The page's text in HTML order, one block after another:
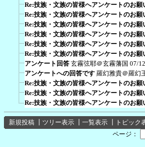
Re:技族・文族の皆様へアンケートのお願
Re:技族・文族の皆様へアンケートのお願
Re:技族・文族の皆様へアンケートのお願
Re:技族・文族の皆様へアンケートのお願
Re:技族・文族の皆様へアンケートのお願
Re:技族・文族の皆様へアンケートのお願
アンケート回答 玄霧弦耶＠玄霧藩国 07/
アンケートへの回答です 羅幻雅貴＠羅幻
Re:技族・文族の皆様へアンケートのお願
Re:技族・文族の皆様へアンケートのお願
Re:技族・文族の皆様へアンケートのお願
新規投稿 ツリー表示 一覧表示 トピック
ページ：